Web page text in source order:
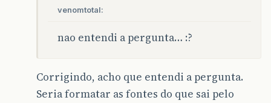
venomtotal:
nao entendi a pergunta… :?
Corrigindo, acho que entendi a pergunta.
Seria formatar as fontes do que sai pelo